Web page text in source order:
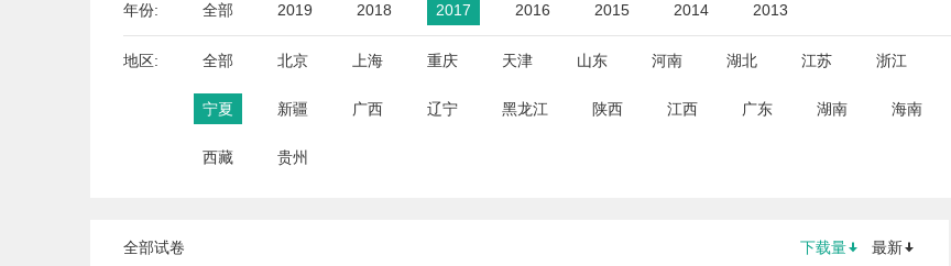
年份: 全部 2019 2018 2017 2016 2015 2014 2013
地区: 全部 北京 上海 重庆 天津 山东 河南 湖北 江苏 浙江
宁夏 新疆 广西 辽宁 黑龙江 陕西 江西 广东 湖南 海南
西藏 贵州
全部试卷 下载量 最新